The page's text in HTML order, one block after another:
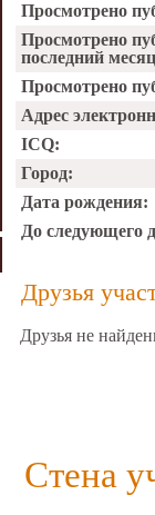
Просмотрено
Просмотрено
последний
Просмотрено
Адрес
ICQ:
Город:
Дата рождения:
До следующего
Друзья
Друзья не
Стена